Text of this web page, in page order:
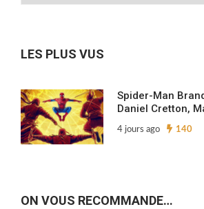
LES PLUS VUS
Spider-Man
Daniel Cretton,
4 jours ago 140
ON VOUS RECOMMANDE…